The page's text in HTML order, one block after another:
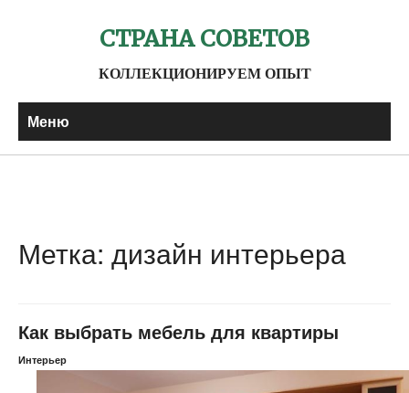
СТРАНА СОВЕТОВ
КОЛЛЕКЦИОНИРУЕМ ОПЫТ
Меню
Метка: дизайн интерьера
Как выбрать мебель для квартиры
Интерьер